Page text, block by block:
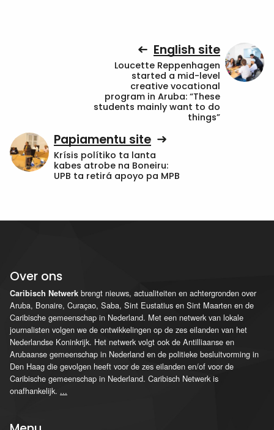
English site
Loucette Reppenhagen
started a mid-level
creative vocational
program in Aruba: “These
students mainly want to do
things”
Papiamentu site
Krísis polítiko ta lanta
kabes atrobe na Boneiru:
UPB ta retirá apoyo pa MPB
Over ons
Caribisch Netwerk brengt nieuws, actualiteiten en achtergronden over
Aruba, Bonaire, Curaçao, Saba, Sint Eustatius en Sint Maarten en de
Caribische gemeenschap in Nederland. Met een netwerk van lokale
journalisten volgen we de ontwikkelingen op de zes eilanden van het
Nederlandse Koninkrijk. Het netwerk volgt ook de Antilliaanse en
Arubaanse gemeenschap in Nederland en de politieke besluitvorming in
Den Haag die gevolgen heeft voor de zes eilanden en/of voor de
Caribische gemeenschap in Nederland. Caribisch Netwerk is
onafhankelijk. ...